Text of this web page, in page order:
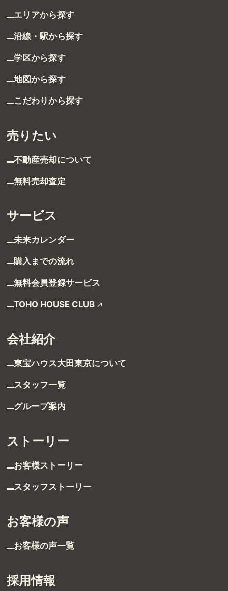
エリアから探す
沿線・駅から探す
学区から探す
地図から探す
こだわりから探す
売りたい
不動産売却について
無料売却査定
サービス
未来カレンダー
購入までの流れ
無料会員登録サービス
TOHO HOUSE CLUB
会社紹介
東宝ハウス大田東京について
スタッフ一覧
グループ案内
ストーリー
お客様ストーリー
スタッフストーリー
お客様の声
お客様の声一覧
採用情報
グループ案内
お客様ストーリー
スタッフストーリー
お客様の声
お客様の声一覧
採用情報
採用情報
受付時間 9:00～21:00
FAX：03-5711-8828
〒144-0035
東京都大田区南蒲田1-1-25 蒲田東日本ビル5F